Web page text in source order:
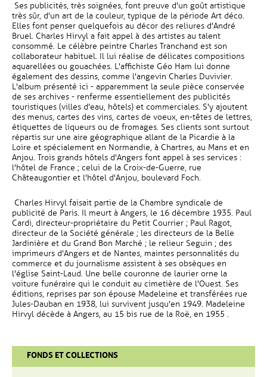
Ses publicités, très soignées, font preuve d'un goût artistique
très sûr, d'un art de la couleur, typique de la période Art déco.
Elles font penser quelquefois au décor des reliures d'André
Bruel. Charles Hirvyl a fait appel à des artistes au talent
consommé. Le célèbre peintre Charles Tranchand est son
collaborateur habituel. Il lui réalise de délicates compositions
aquarellées ou gouachées. L'affichiste Géo Ham lui donne
également des dessins, comme l'angevin Charles Duvivier.
L'album présenté ici - apparemment la seule pièce conservée
de ses archives - renferme essentiellement des publicités
touristiques (villes d'eau, hôtels) et commerciales. S'y ajoutent
des menus, cartes des vins, cartes de voeux, en-têtes de lettres,
étiquettes de liqueurs ou de fromages. Ses clients sont surtout
répartis sur une aire géographique allant de la Picardie à la
Loire et spécialement en Normandie, à Chartres, au Mans et en
Anjou. Trois grands hôtels d'Angers font appel à ses services :
l'hôtel de France ; celui de la Croix-de-Guerre, rue
Châteaugontier et l'hôtel d'Anjou, boulevard Foch.
Charles Hirvyl faisait partie de la Chambre syndicale de
publicité de Paris. Il meurt à Angers, le 16 décembre 1935. Paul
Cardi, directeur-propriétaire du Petit Courrier ; Paul Ragot,
directeur de la Société générale ; les directeurs de la Belle
Jardinière et du Grand Bon Marché ; le relieur Seguin ; des
imprimeurs d'Angers et de Nantes, maintes personnalités du
commerce et du journalisme assistent à ses obsèques en
l'église Saint-Laud. Une belle couronne de laurier orne la
voiture funéraire qui le conduit au cimetière de l'Ouest. Ses
éditions, reprises par son épouse Madeleine et transférées rue
Jules-Dauban en 1938, lui survivent jusqu'en 1949. Madeleine
Hirvyl décède à Angers, au 15 bis rue de la Roë, en 1955 .
FONDS ET COLLECTIONS